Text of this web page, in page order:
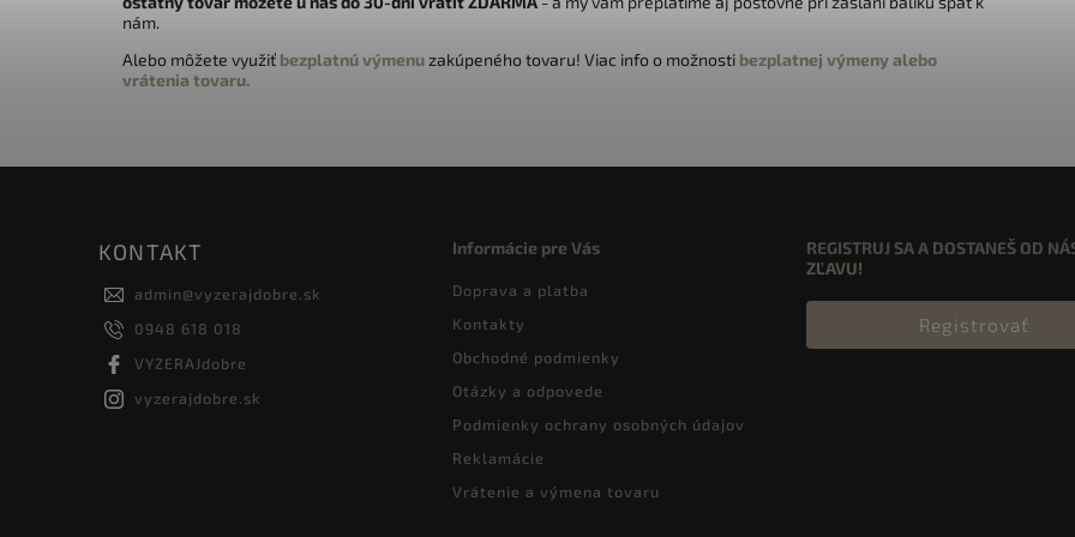
nám.
Alebo môžete využiť bezplatnú výmenuzakúpeného tovaru! Viac info o možnosti bezplatnej výmeny alebo
vrátenia tovaru.
KONTAKT
admin@vyzerajdobre.sk
0948 618 018
VYZERAJdobre
vyzerajdobre.sk
Informácie pre Vás
Doprava a platba
Kontakty
Obchodné podmienky
Otázky a odpovede
Podmienky ochrany osobných údajov
Reklamácie
Vrátenie a výmena tovaru
REGISTRUJ SA A DOSTANEŠ OD
ZĽAVU!
Registrovať